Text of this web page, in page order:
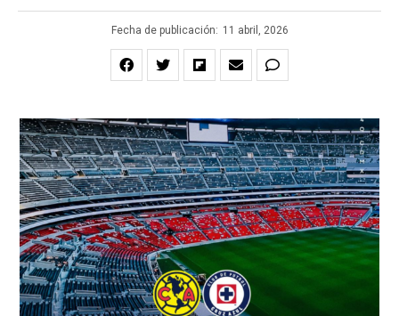
Fecha de publicación: 11 abril, 2026